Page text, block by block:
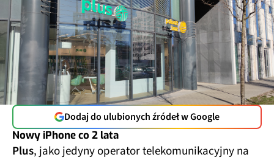
Dodaj do ulubionych źródeł w Google
Nowy iPhone co 2 lata
Plus, jako jedyny operator telekomunikacyjny na